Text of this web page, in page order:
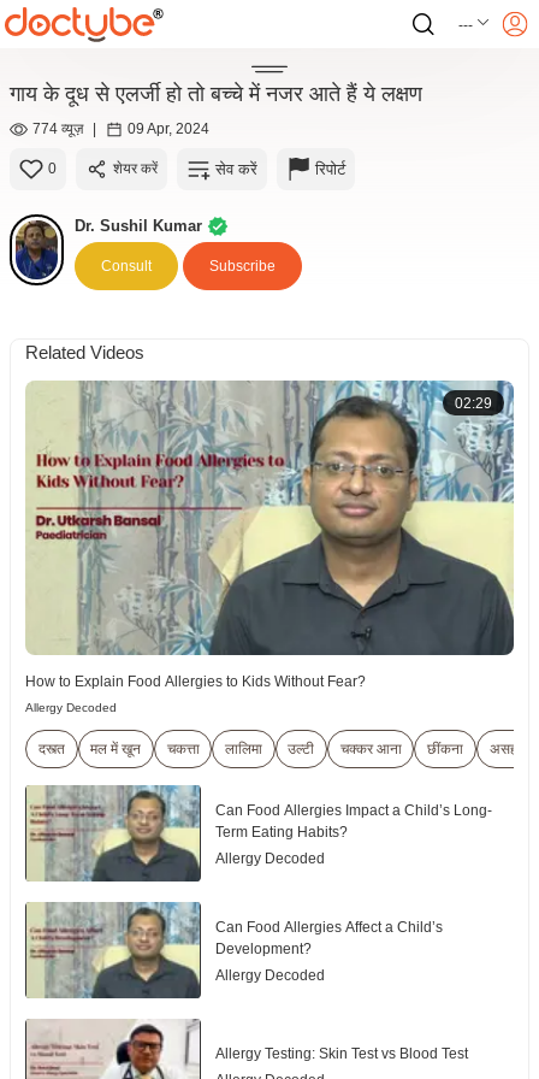
---
गाय के दूध से एलर्जी हो तो बच्चे में नजर आते हैं ये लक्षण
774 व्यूज़ | 09 Apr, 2024
0 शेयर करें सेव करें रिपोर्ट
Dr. Sushil Kumar
Consult Subscribe
Related Videos
02:29
How to Explain Food Allergies to Kids Without Fear?
Allergy Decoded
दस्त्त मल में खून चकत्ता लालिमा उल्टी चक्कर आना छींकना असहजता
Can Food Allergies Impact a Child’s Long-
Term Eating Habits?
Allergy Decoded
Can Food Allergies Affect a Child’s
Development?
Allergy Decoded
Allergy Testing: Skin Test vs Blood Test